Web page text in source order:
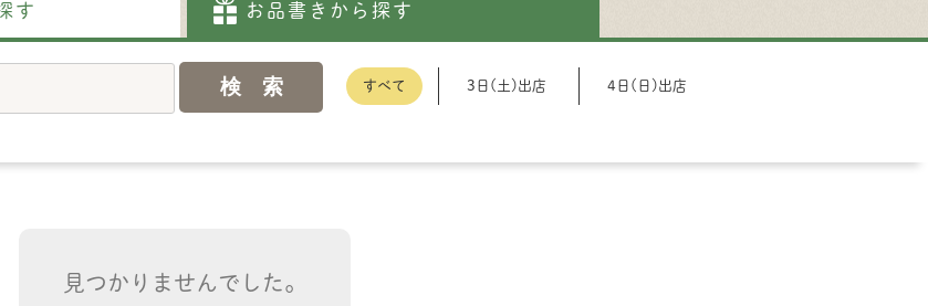
す お品書きから探す
すべて 3日(土)出店 4日(日)出店
見つかりませんでした。